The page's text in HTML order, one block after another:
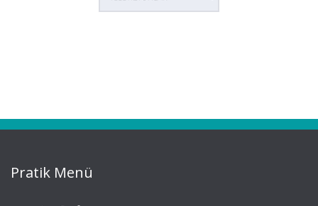
Pratik Menü